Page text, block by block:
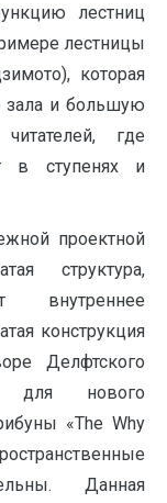
лестниц
лестницы
которая
зала и большую
где
в ступенях и
проектной
структура,
внутреннее
конструкция
Делфтского
для нового
«The Why
Данная